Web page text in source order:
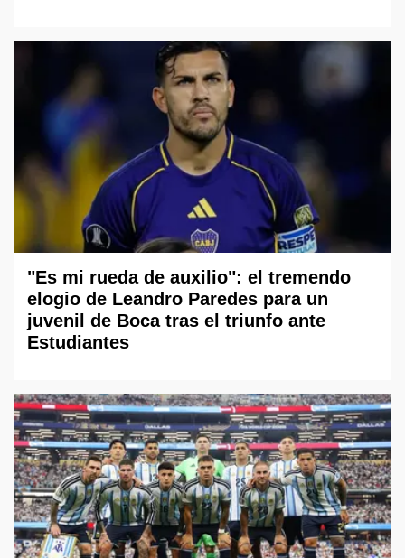
"Es mi rueda de auxilio": el tremendo
elogio de Leandro Paredes para un
juvenil de Boca tras el triunfo ante
Estudiantes